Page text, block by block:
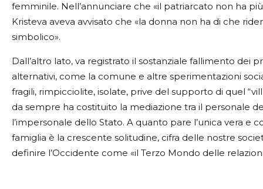
femminile. Nell’annunciare che «il patriarcato non ha
Kristeva aveva avvisato che «la donna non ha di che
simbolico».
Dall’altro lato, va registrato il sostanziale fallimento dei
alternativi, come la comune e altre sperimentazioni
fragili, rimpicciolite, isolate, prive del supporto di quel
da sempre ha costituito la mediazione tra il personale
l’impersonale dello Stato. A quanto pare l’unica vera e
famiglia è la crescente solitudine, cifra delle nostre
definire l’Occidente come «il Terzo Mondo delle